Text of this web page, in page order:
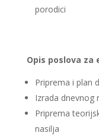
porodici
Opis poslova za
Priprema i plan
Izrada dnevnog
Priprema
nasilja